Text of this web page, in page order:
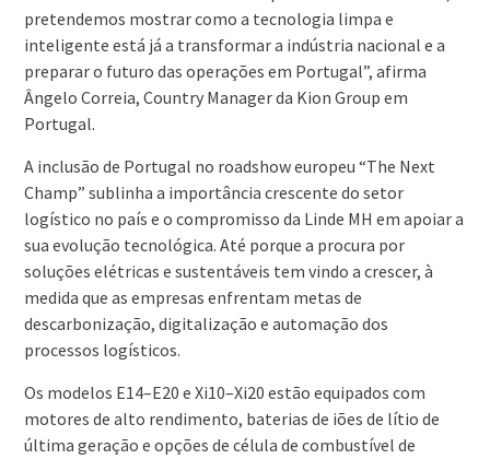
pretendemos mostrar como a tecnologia limpa e
inteligente está já a transformar a indústria nacional e a
preparar o futuro das operações em Portugal”, afirma
Ângelo Correia, Country Manager da Kion Group em
Portugal.
A inclusão de Portugal no roadshow europeu “The Next
Champ” sublinha a importância crescente do setor
logístico no país e o compromisso da Linde MH em apoiar a
sua evolução tecnológica. Até porque a procura por
soluções elétricas e sustentáveis tem vindo a crescer, à
medida que as empresas enfrentam metas de
descarbonização, digitalização e automação dos
processos logísticos.
Os modelos E14–E20 e Xi10–Xi20 estão equipados com
motores de alto rendimento, baterias de iões de lítio de
última geração e opções de célula de combustível de